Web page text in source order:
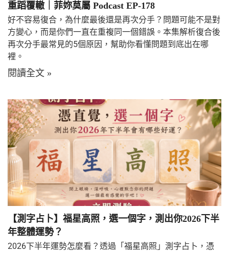
重蹈覆轍｜菲妳莫屬 Podcast EP-178
好不容易復合，為什麼最後還是再次分手？問題可能不是對
方變心，而是你們一直在重複同一個錯誤。本集解析復合後
再次分手最常見的5個原因，幫助你看懂問題到底出在哪
裡。
閱讀全文 »
【測字占卜】福星高照，選一個字，測出你2026下半
年整體運勢？
2026下半年運勢怎麼看？透過「福星高照」測字占卜，憑